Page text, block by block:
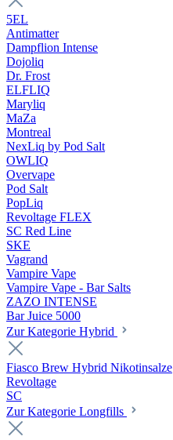
5EL
Antimatter
Dampflion Intense
Dojoliq
Dr. Frost
ELFLIQ
Maryliq
MaZa
Montreal
NexLiq by Pod Salt
OWLIQ
Overvape
Pod Salt
PopLiq
Revoltage FLEX
SC Red Line
SKE
Vagrand
Vampire Vape
Vampire Vape - Bar Salts
ZAZO INTENSE
Bar Juice 5000
Zur Kategorie Hybrid
Fiasco Brew Hybrid Nikotinsalze
Revoltage
SC
Zur Kategorie Longfills